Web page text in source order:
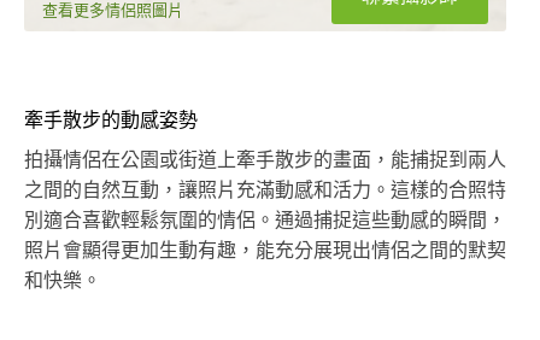
查看更多情侶照圖片
牽手散步的動感姿勢
拍攝情侶在公園或街道上牽手散步的畫面，能捕捉到兩人
之間的自然互動，讓照片充滿動感和活力。這樣的合照特
別適合喜歡輕鬆氛圍的情侶。通過捕捉這些動感的瞬間，
照片會顯得更加生動有趣，能充分展現出情侶之間的默契
和快樂。